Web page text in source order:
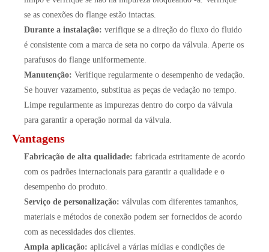
se as conexões do flange estão intactas.
Durante a instalação: verifique se a direção do fluxo do fluido
é consistente com a marca de seta no corpo da válvula. Aperte os
parafusos do flange uniformemente.
Manutenção: Verifique regularmente o desempenho de vedação.
Se houver vazamento, substitua as peças de vedação no tempo.
Limpe regularmente as impurezas dentro do corpo da válvula
para garantir a operação normal da válvula.
Vantagens
Fabricação de alta qualidade: fabricada estritamente de acordo
com os padrões internacionais para garantir a qualidade e o
desempenho do produto.
Serviço de personalização: válvulas com diferentes tamanhos,
materiais e métodos de conexão podem ser fornecidos de acordo
com as necessidades dos clientes.
Ampla aplicação: aplicável a várias mídias e condições de